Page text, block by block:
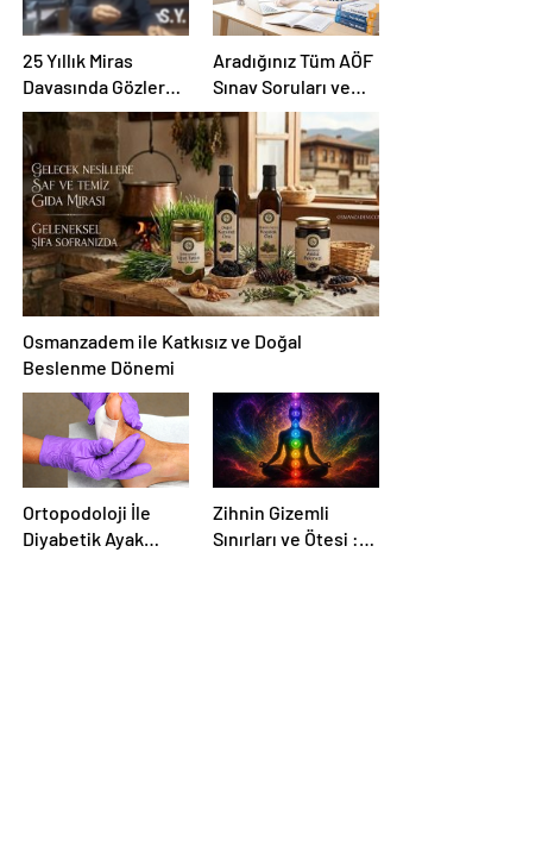
25 Yıllık Miras
Davasında Gözler
Temmuz Ayındaki
Karar Duruşmasına
Çevrildi
Aradığınız Tüm AÖF
Sınav Soruları ve
Canlı Açıköğretim
Forumu Burada
Osmanzadem ile Katkısız ve Doğal
Beslenme Dönemi
Ortopodoloji İle
Diyabetik Ayak
Zihnin Gizemli
Sınırları ve Ötesi :